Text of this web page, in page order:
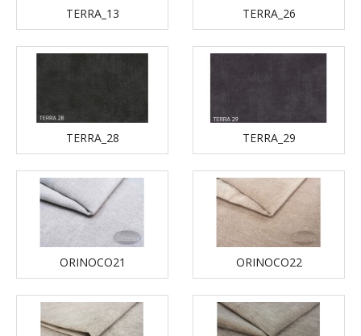
TERRA_13 TERRA_26
TERRA_28 TERRA_29
ORINOCO21 ORINOCO22